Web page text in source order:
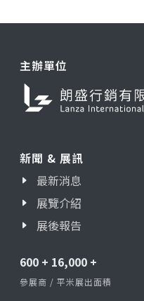
主辦單位
新聞 & 展訊
最新消息
展覽介紹
展後報告
600 + 16,000 +
參展商 / 平米展出面積